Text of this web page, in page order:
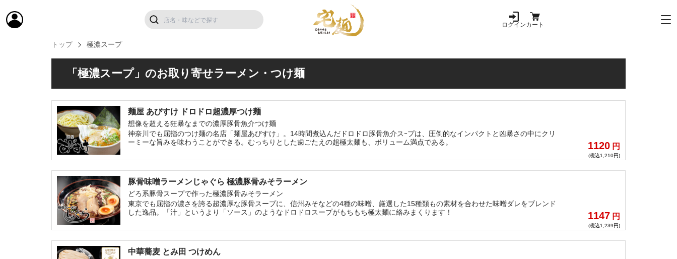
ログインカート
トップ 極濃スープ
「極濃スープ」のお取り寄せラーメン・つけ麺
麺屋 あびすけ ドロドロ超濃厚つけ麺
想像を超える狂暴なまでの濃厚豚骨魚介つけ麺
神奈川でも屈指のつけ麺の名店「麺屋あびすけ」。14時間煮込んだドロドロ豚骨魚介スｰプは、圧倒的なインパクトと凶暴さの中にクリ
ーミーな旨みを味わうことができる。むっちりとした歯ごたえの超極太麺も、ボリューム満点である。
1120 円
(税込1,210円)
豚骨味噌ラーメンじゃぐら 極濃豚骨みそラーメン
どろ系豚骨スープで作った極濃豚骨みそラーメン
東京でも屈指の濃さを誇る超濃厚な豚骨スープに、信州みそなどの4種の味噌、厳選した15種類もの素材を合わせた味噌ダレをブレンド
した逸品。「汁」というより「ソース」のようなドロドロスープがもちもち極太麺に絡みまくります！
1147 円
(税込1,239円)
中華蕎麦 とみ田 つけめん